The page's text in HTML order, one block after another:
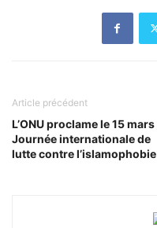
Article précédent
L’ONU proclame le 15 mars
Journée internationale de
lutte contre l’islamophobie